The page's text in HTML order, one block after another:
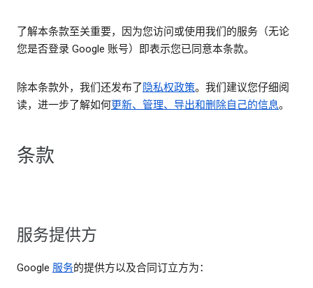
了解本条款至关重要，因为您访问或使用我们的服务（无论
您是否登录 Google 账号）即表示您已同意本条款。
除本条款外，我们还发布了 隐私权政策。我们建议您仔细阅
读，进一步了解如何更新、管理、导出和删除自己的信息。
条款
服务提供方
Google 服务的提供方以及合同订立方为：